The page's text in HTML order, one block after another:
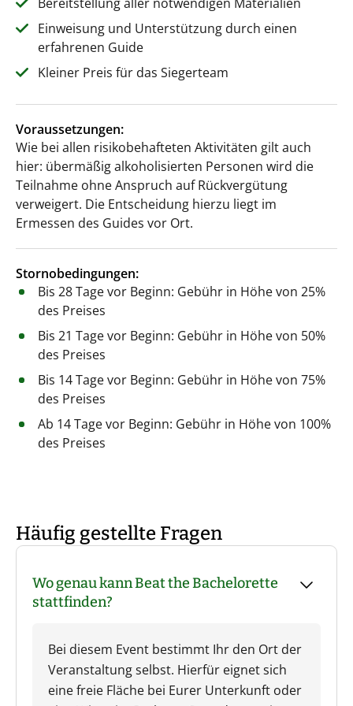
Einweisung und Unterstützung durch einen
erfahrenen Guide
Kleiner Preis für das Siegerteam
Voraussetzungen:
Wie bei allen risikobehafteten Aktivitäten gilt auch
hier: übermäßig alkoholisierten Personen wird die
Teilnahme ohne Anspruch auf Rückvergütung
verweigert. Die Entscheidung hierzu liegt im
Ermessen des Guides vor Ort.
Stornobedingungen:
Bis 28 Tage vor Beginn: Gebühr in Höhe von 25%
des Preises
Bis 21 Tage vor Beginn: Gebühr in Höhe von 50%
des Preises
Bis 14 Tage vor Beginn: Gebühr in Höhe von 75%
des Preises
Ab 14 Tage vor Beginn: Gebühr in Höhe von 100%
des Preises
Häufig gestellte Fragen
Wo genau kann Beat the Bachelorette
stattfinden?
Bei diesem Event bestimmt Ihr den Ort der
Veranstaltung selbst. Hierfür eignet sich
eine freie Fläche bei Eurer Unterkunft oder